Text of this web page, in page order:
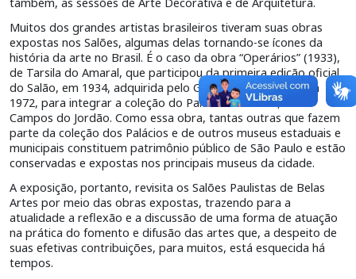
Muitos dos grandes artistas brasileiros tiveram suas obras
expostas nos Salões, algumas delas tornando-se ícones da
história da arte no Brasil. É o caso da obra “Operários” (1933),
de Tarsila do Amaral, que participou da primeira edição oficial
do Salão, em 1934, adquirida pelo Governo do Estado, em
1972, para integrar a coleção do Palácio Boa Vista, em
Campos do Jordão. Como essa obra, tantas outras que fazem
parte da coleção dos Palácios e de outros museus estaduais e
municipais constituem patrimônio público de São Paulo e estão
conservadas e expostas nos principais museus da cidade.
A exposição, portanto, revisita os Salões Paulistas de Belas
Artes por meio das obras expostas, trazendo para a
atualidade a reflexão e a discussão de uma forma de atuação
na prática do fomento e difusão das artes que, a despeito de
suas efetivas contribuições, para muitos, está esquecida há
tempos.